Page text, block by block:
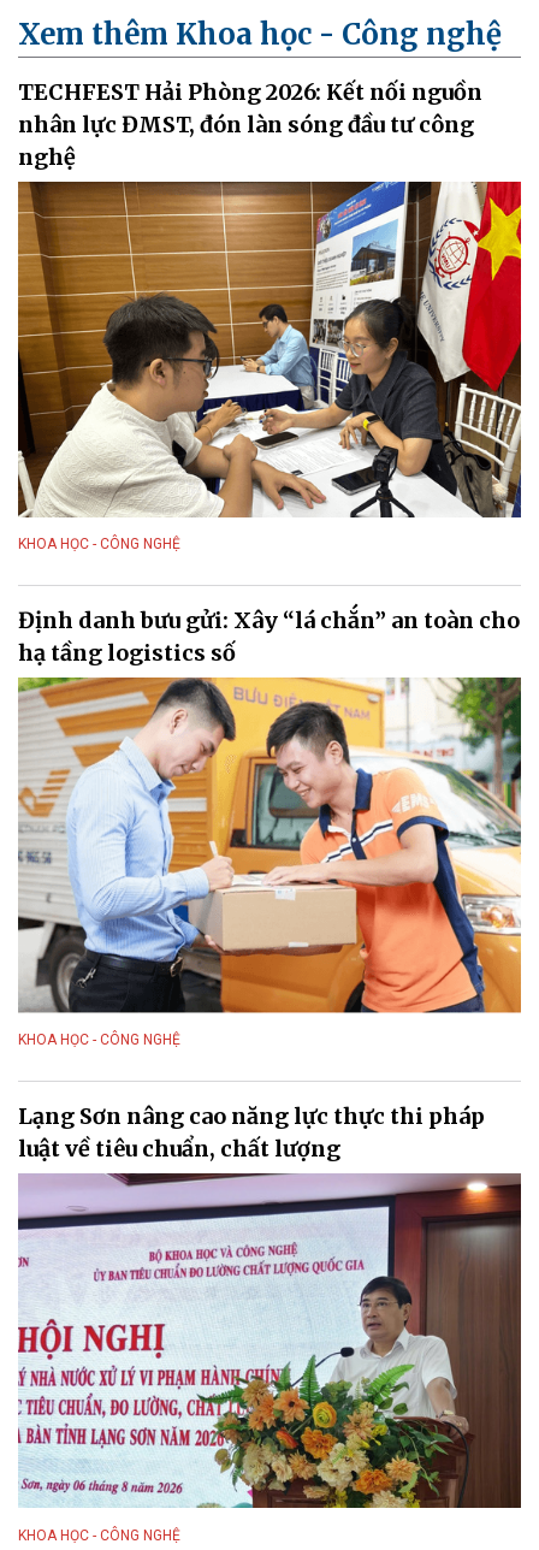
Xem thêm Khoa học - Công nghệ
TECHFEST Hải Phòng 2026: Kết nối nguồn
nhân lực ĐMST, đón làn sóng đầu tư công
nghệ
KHOA HỌC - CÔNG NGHỆ
Định danh bưu gửi: Xây “lá chắn” an toàn cho
hạ tầng logistics số
KHOA HỌC - CÔNG NGHỆ
Lạng Sơn nâng cao năng lực thực thi pháp
luật về tiêu chuẩn, chất lượng
KHOA HỌC - CÔNG NGHỆ